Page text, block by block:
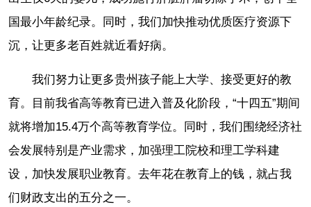
国最小年龄纪录。同时，我们加快推动优质医疗资源下
沉，让更多老百姓就近看好病。
我们努力让更多贵州孩子能上大学、接受更好的教
育。目前我省高等教育已进入普及化阶段，“十四五”期间
就将增加15.4万个高等教育学位。同时，我们围绕经济社
会发展特别是产业需求，加强理工院校和理工学科建
设，加快发展职业教育。去年花在教育上的钱，就占我
们财政支出的五分之一。